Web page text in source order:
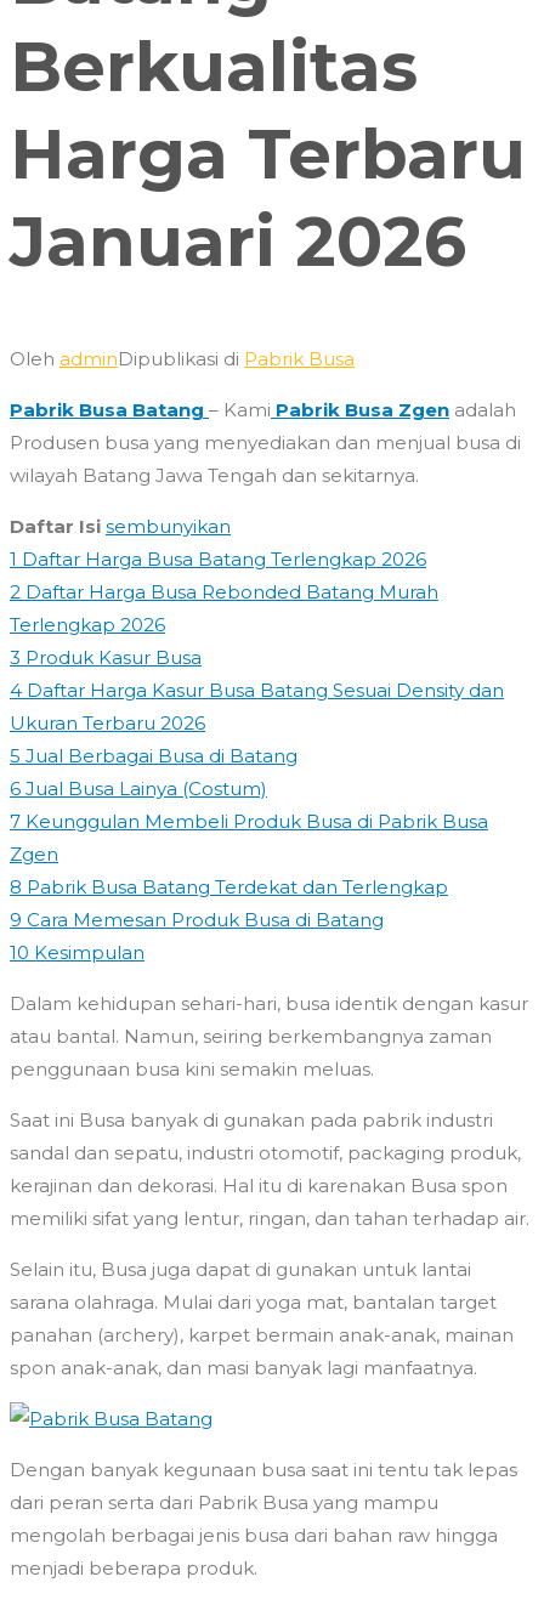
Berkualitas
Harga Terbaru
Januari 2026
Oleh adminDipublikasi di Pabrik Busa
Pabrik Busa Batang – Kami Pabrik Busa Zgen adalah
Produsen busa yang menyediakan dan menjual busa di
wilayah Batang Jawa Tengah dan sekitarnya.
Daftar Isi sembunyikan
1 Daftar Harga Busa Batang Terlengkap 2026
2 Daftar Harga Busa Rebonded Batang Murah
Terlengkap 2026
3 Produk Kasur Busa
4 Daftar Harga Kasur Busa Batang Sesuai Density dan
Ukuran Terbaru 2026
5 Jual Berbagai Busa di Batang
6 Jual Busa Lainya (Costum)
7 Keunggulan Membeli Produk Busa di Pabrik Busa
Zgen
8 Pabrik Busa Batang Terdekat dan Terlengkap
9 Cara Memesan Produk Busa di Batang
10 Kesimpulan
Dalam kehidupan sehari-hari, busa identik dengan kasur
atau bantal. Namun, seiring berkembangnya zaman
penggunaan busa kini semakin meluas.
Saat ini Busa banyak di gunakan pada pabrik industri
sandal dan sepatu, industri otomotif, packaging produk,
kerajinan dan dekorasi. Hal itu di karenakan Busa spon
memiliki sifat yang lentur, ringan, dan tahan terhadap air.
Selain itu, Busa juga dapat di gunakan untuk lantai
sarana olahraga. Mulai dari yoga mat, bantalan target
panahan (archery), karpet bermain anak-anak, mainan
spon anak-anak, dan masi banyak lagi manfaatnya.
Dengan banyak kegunaan busa saat ini tentu tak lepas
dari peran serta dari Pabrik Busa yang mampu
mengolah berbagai jenis busa dari bahan raw hingga
menjadi beberapa produk.